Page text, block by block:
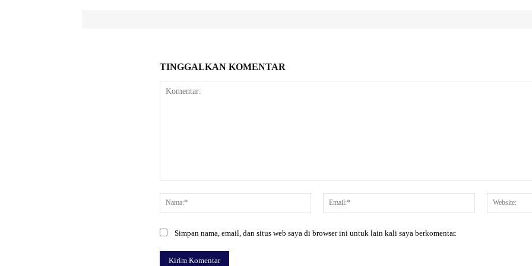
TINGGALKAN KOMENTAR
Nama:*
Email:*
Simpan nama, email, dan situs web saya di browser ini untuk lain kali saya berkomentar.